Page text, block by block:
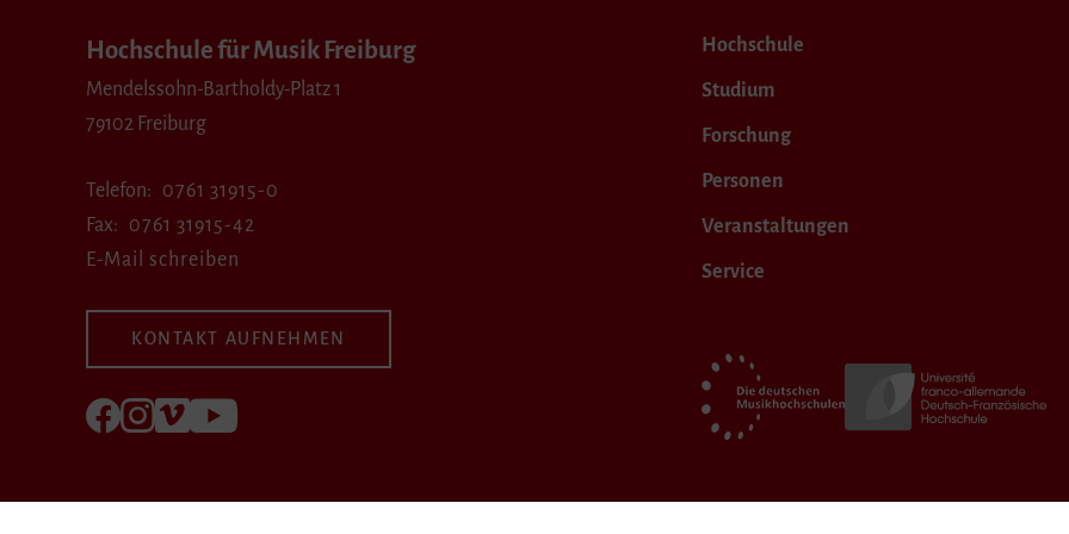
Hochschule für Musik Freiburg
Mendelssohn-Bartholdy-Platz 1
79102 Freiburg
Telefon
0761 31915-0
Fax
0761 31915-42
E-Mail schreiben
KONTAKT AUFNEHMEN
Folgen Sie uns auf Facebook
Folgen Sie uns auf Instagram
Besuchen Sie uns bei Vimeo
Hochschule
Studium
Forschung
Personen
Veranstaltungen
Service